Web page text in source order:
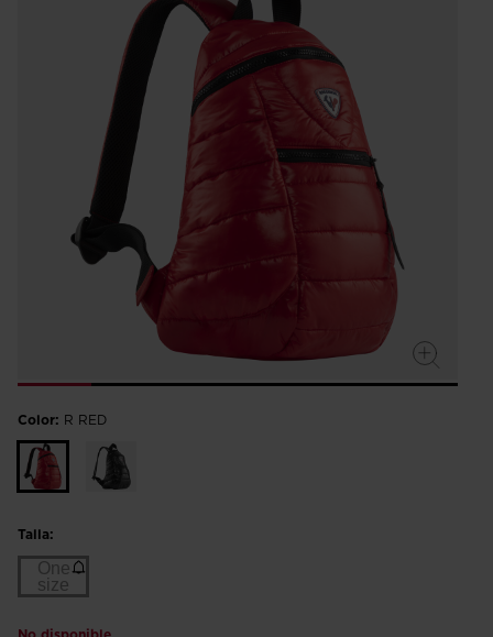
Color: R RED
Talla:
One
size